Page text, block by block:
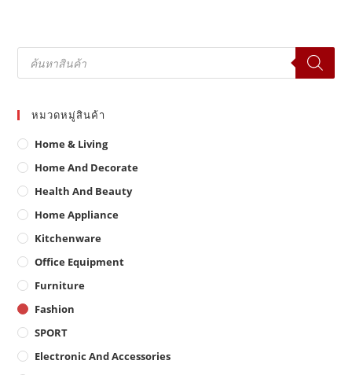
Products
search
หมวดหมู่สินค้า
Home & Living
Home And Decorate
Health And Beauty
Home Appliance
Kitchenware
Office Equipment
Furniture
Fashion
SPORT
Electronic And Accessories